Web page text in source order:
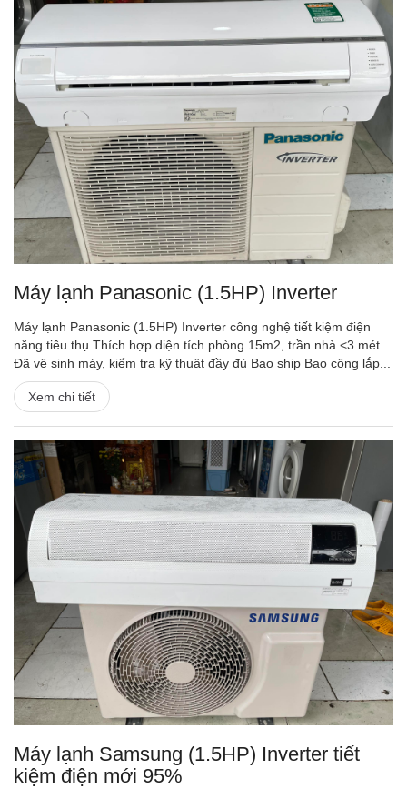
Máy lạnh Panasonic (1.5HP) Inverter
Máy lạnh Panasonic (1.5HP) Inverter công nghệ tiết kiệm điện
năng tiêu thụ Thích hợp diện tích phòng 15m2, trần nhà <3 mét
Đã vệ sinh máy, kiểm tra kỹ thuật đầy đủ Bao ship Bao công lắp...
Xem chi tiết
Máy lạnh Samsung (1.5HP) Inverter tiết
kiệm điện mới 95%